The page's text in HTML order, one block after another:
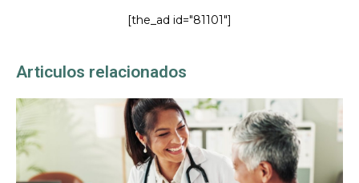
[the_ad id="81101"]
Articulos relacionados